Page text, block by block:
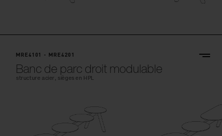
MRE4101 - MRE4201
Banc de parc droit modulable
structure acier, sièges en HPL